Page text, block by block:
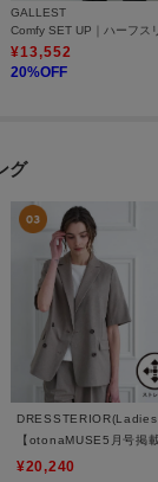
GALLEST
¥13,552
20%OFF
グ
2WAYストレッチスリー
【otonaMUSE5月号掲
¥20,240